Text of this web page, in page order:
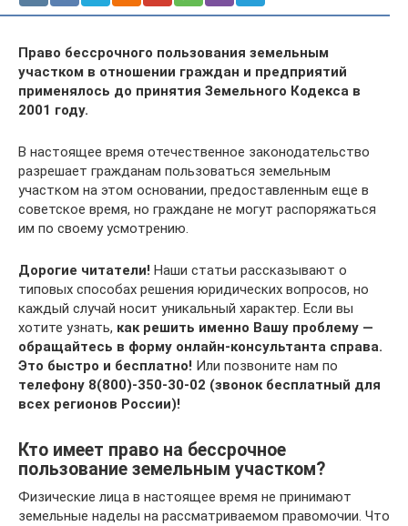
Право бессрочного пользования земельным
участком в отношении граждан и предприятий
применялось до принятия Земельного Кодекса в
2001 году.
В настоящее время отечественное законодательство
разрешает гражданам пользоваться земельным
участком на этом основании, предоставленным еще в
советское время, но граждане не могут распоряжаться
им по своему усмотрению.
Дорогие читатели! Наши статьи рассказывают о
типовых способах решения юридических вопросов, но
каждый случай носит уникальный характер. Если вы
хотите узнать, как решить именно Вашу проблему —
обращайтесь в форму онлайн-консультанта справа.
Это быстро и бесплатно! Или позвоните нам по
телефону 8(800)-350-30-02 (звонок бесплатный для
всех регионов России)!
Кто имеет право на бессрочное
пользование земельным участком?
Физические лица в настоящее время не принимают
земельные наделы на рассматриваемом правомочии. Что